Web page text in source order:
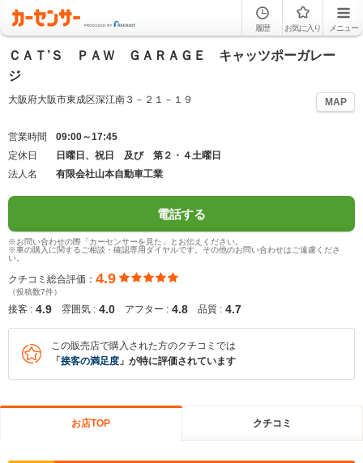
履歴 お気に入り メニュー
ＣＡＴ’Ｓ ＰＡＷ ＧＡＲＡＧＥ キャッツポーガレー
ジ
大阪府大阪市東成区深江南３－２１－１９ MAP
営業時間
09:00～17:45
定休日
日曜日、祝日 及び 第２・４土曜日
法人名
有限会社山本自動車工業
電話する
※お問い合わせの際「カーセンサーを見た」とお伝えください。
※車の購入に関するご相談・確認専用ダイヤルです。その他のお問い合わせはご遠慮くださ
い。
クチコミ総合評価： 4.9
（投稿数7件）
接客 : 4.9 雰囲気 : 4.0 アフター : 4.8 品質 : 4.7
この販売店で購入された方のクチコミでは
「 接客の満足度 」が特に評価されています
お店TOP クチコミ